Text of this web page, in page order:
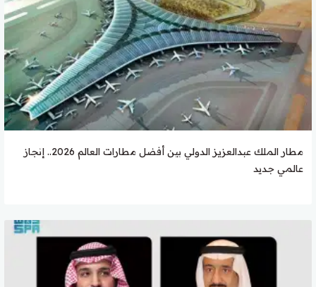
مطار الملك عبدالعزيز الدولي بين أفضل مطارات العالم 2026.. إنجاز
عالمي جديد